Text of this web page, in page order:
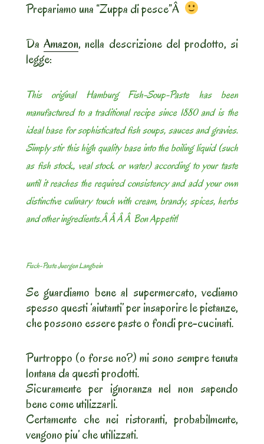
Prepariamo una “Zuppa di pesce”Â
DaAmazon, nella descrizione del prodotto, si
legge:
This original Hamburg Fish-Soup-Paste has been
manufactured to a traditional recipe since 1880 and is the
ideal base for sophisticated fish soups, sauces and gravies.
Simply stir this high quality base into the boiling liquid (such
as fish stock, veal stock or water) according to your taste
until it reaches the required consistency and add your own
distinctive culinary touch with cream, brandy, spices, herbs
and other ingredients.Â Â Â Â Bon Appetit!
Fisch-Paste Juergen Langbein
Se guardiamo bene al supermercato, vediamo
spesso questi ‘aiutanti’ per insaporire le pietanze,
che possono essere paste o fondi pre-cucinati.
Purtroppo (o forse no?) mi sono sempre tenuta
lontana da questi prodotti.
Sicuramente per ignoranza nel non sapendo
bene come utilizzarli.
Certamente che nei ristoranti, probabilmente,
vengono piu’ che utilizzati.